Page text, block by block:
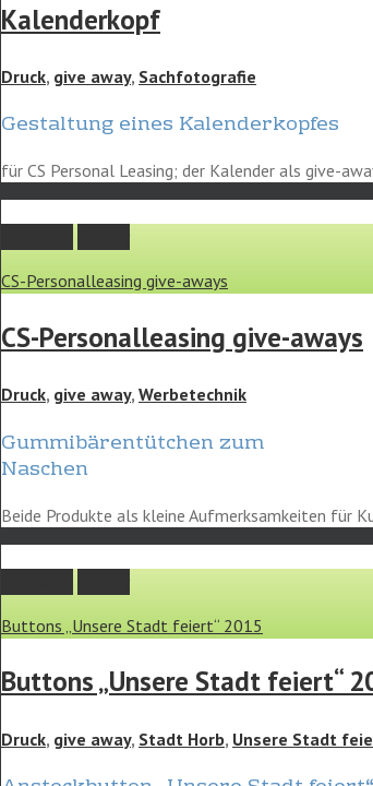
Kalenderkopf
Druck, give away, Sachfotografie
Gestaltung eines Kalenderkopfes
für CS Personal Leasing; der Kalender als give-
CS-Personalleasing give-aways
CS-Personalleasing give-aways
Druck, give away, Werbetechnik
Gummibärentütchen zum
Naschen
Beide Produkte als kleine Aufmerksamkeiten für
Buttons „Unsere Stadt feiert“ 2015
Buttons „Unsere Stadt feiert“
Druck, give away, Stadt Horb, Unsere Stadt